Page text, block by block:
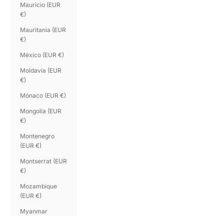
Mauricio (EUR
€)
Mauritania (EUR
€)
México (EUR €)
Moldavia (EUR
€)
Mónaco (EUR €)
Mongolia (EUR
€)
Montenegro
(EUR €)
Montserrat (EUR
€)
Mozambique
(EUR €)
Myanmar